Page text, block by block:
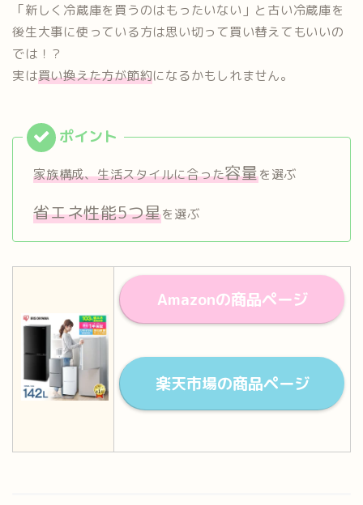
「新しく冷蔵庫を買うのはもったいない」と古い冷蔵庫を
後生大事に使っている方は思い切って買い替えてもいいの
では！？
実は買い換えた方が節約になるかもしれません。
家族構成、生活スタイルに合った容量を選ぶ
省エネ性能5つ星を選ぶ
Amazonの商品ページ
楽天市場の商品ページ